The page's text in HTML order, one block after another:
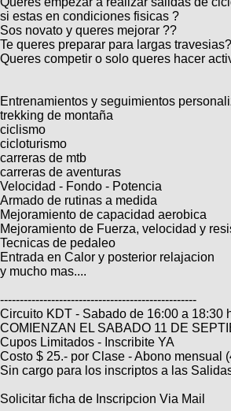
Dirt
BMX
Ruta,
De
todo
Retro
Enduro
Ranking
Fotos
del
Fotos
mas
votadas
Fotos
Categorias
COMPRO
Mi
ReputaciÃ³n
Mis
Compras
Mis
Ventas
Freerider
TÃ©cnica
Robadas
Noticias
Calendario
Salidas
Operadores
cicloturismo
Relatos
de
viajes
Foro
de
viajes
Usuarios
Buscar
Mis
Amigos
Actividad
de
Amigos
si estas en condiciones fisicas ?
Sos novato y queres mejorar ??
Te queres preparar para largas
Queres competir o solo queres hacer
Entrenamientos y seguimientos
trekking de montaña
ciclismo
cicloturismo
carreras de mtb
carreras de aventuras
Velocidad - Fondo - Potencia
Armado de rutinas a medida
Mejoramiento de capacidad aerobica
Mejoramiento de Fuerza, velocidad y
Tecnicas de pedaleo
Entrada en Calor y posterior relajacion
y mucho mas....
--------------------------------------------------
Circuito KDT - Sabado de 16:00 a 18:30
COMIENZAN EL SABADO 11 DE
Cupos Limitados - Inscribite YA
Costo $ 25.- por Clase - Abono mensual
Sin cargo para los inscriptos a las
Solicitar ficha de Inscripcion Via Mail